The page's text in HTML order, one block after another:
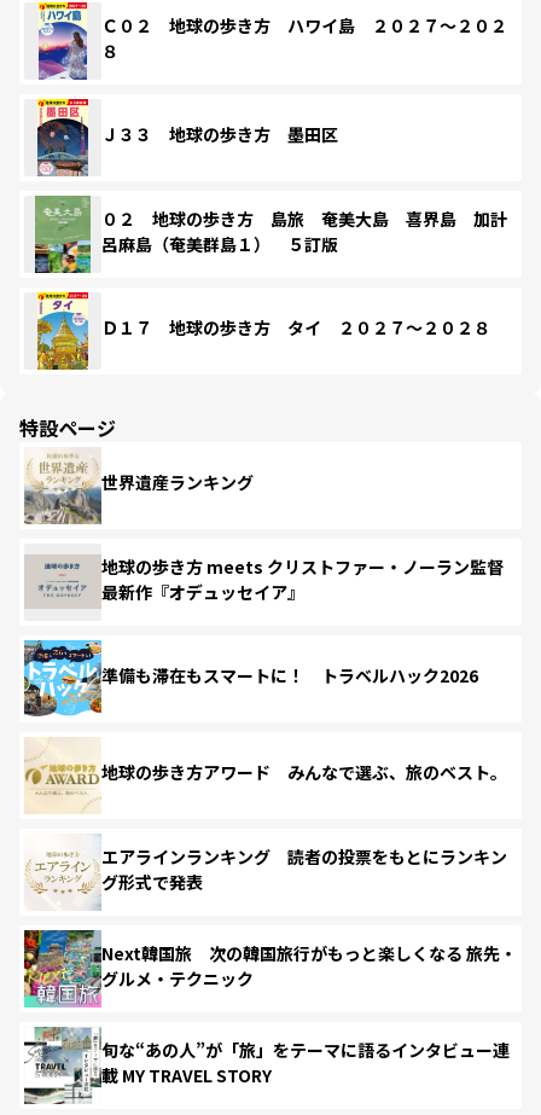
Ｃ０２ 地球の歩き方 ハワイ島 ２０２７～２０２
８
Ｊ３３ 地球の歩き方 墨田区
０２ 地球の歩き方 島旅 奄美大島 喜界島 加計
呂麻島（奄美群島１） ５訂版
Ｄ１７ 地球の歩き方 タイ ２０２７～２０２８
特設ページ
世界遺産ランキング
地球の歩き方 meets クリストファー・ノーラン監督
最新作『オデュッセイア』
準備も滞在もスマートに！ トラベルハック2026
地球の歩き方アワード みんなで選ぶ、旅のベスト。
エアラインランキング 読者の投票をもとにランキン
グ形式で発表
Next韓国旅 次の韓国旅行がもっと楽しくなる 旅先・
グルメ・テクニック
旬な“あの人”が「旅」をテーマに語るインタビュー連
載 MY TRAVEL STORY